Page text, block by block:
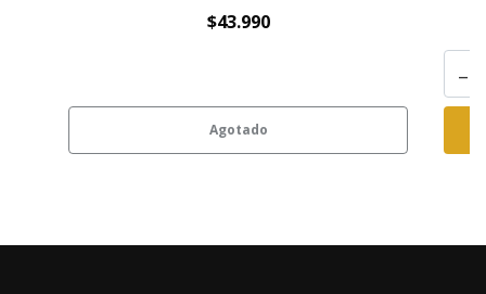
$43.990
Agotado
-